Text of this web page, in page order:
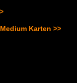
Karten >>